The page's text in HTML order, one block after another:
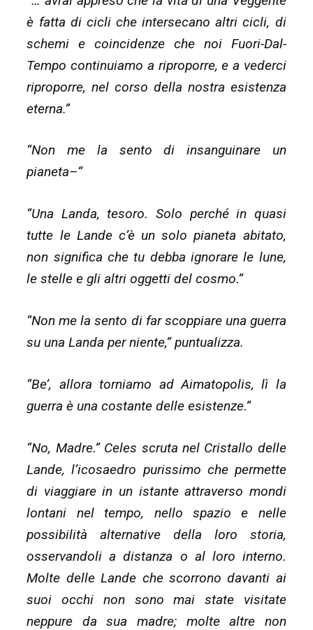
è fatta di cicli che intersecano altri cicli, di
schemi e coincidenze che noi Fuori-Dal-
Tempo continuiamo a riproporre, e a vederci
riproporre, nel corso della nostra esistenza
eterna.”
“Non me la sento di insanguinare un
pianeta–“
“Una Landa, tesoro. Solo perché in quasi
tutte le Lande c’è un solo pianeta abitato,
non significa che tu debba ignorare le lune,
le stelle e gli altri oggetti del cosmo.”
“Non me la sento di far scoppiare una guerra
su una Landa per niente,” puntualizza.
“Be’, allora torniamo ad Aimatopolis, lì la
guerra è una costante delle esistenze.”
“No, Madre.” Celes scruta nel Cristallo delle
Lande, l’icosaedro purissimo che permette
di viaggiare in un istante attraverso mondi
lontani nel tempo, nello spazio e nelle
possibilità alternative della loro storia,
osservandoli a distanza o al loro interno.
Molte delle Lande che scorrono davanti ai
suoi occhi non sono mai state visitate
neppure da sua madre; molte altre non